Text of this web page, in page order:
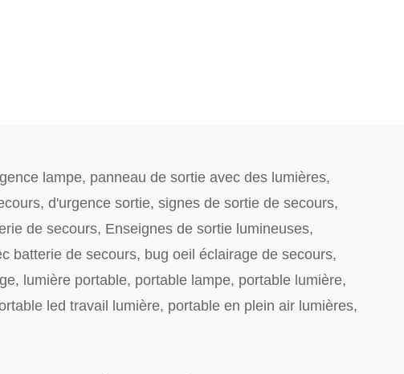
lampe, panneau de sortie avec des lumières,
d'urgence sortie, signes de sortie de secours,
de secours, Enseignes de sortie lumineuses,
batterie de secours, bug oeil éclairage de secours,
lumière portable, portable lampe, portable lumière,
led travail lumière, portable en plein air lumières,